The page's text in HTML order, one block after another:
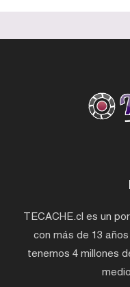
TECACHE.cl es un
con más de 13
tenemos 4 millones